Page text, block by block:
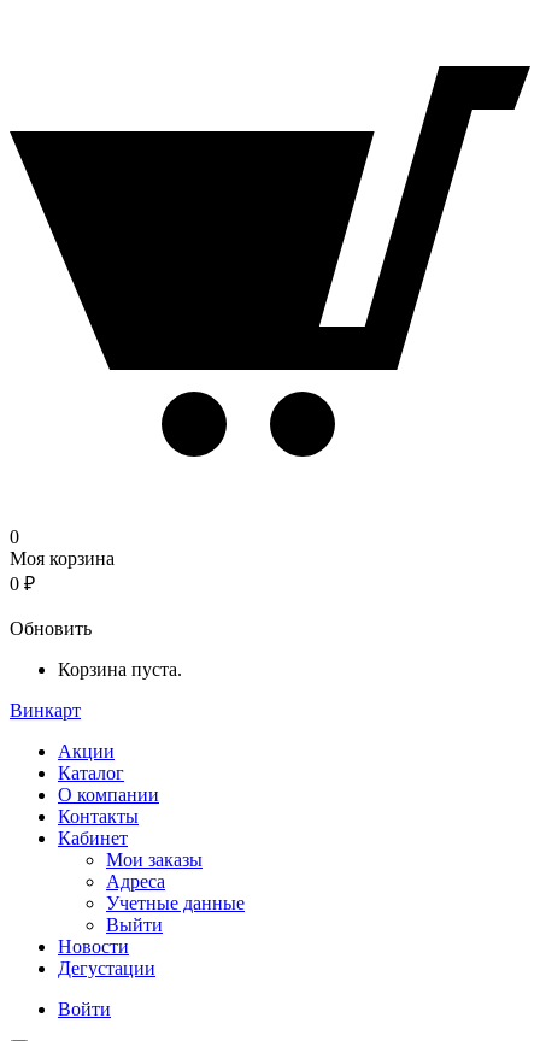
0
Моя корзина
0 ₽
Обновить
Корзина пуста.
Винкарт
Акции
Каталог
О компании
Контакты
Кабинет
Мои заказы
Адреса
Учетные данные
Выйти
Новости
Дегустации
Войти